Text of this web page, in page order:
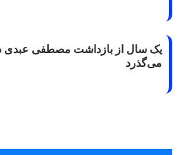
یک سال از بازداشت مصطفی عبدی
می‌گذرد